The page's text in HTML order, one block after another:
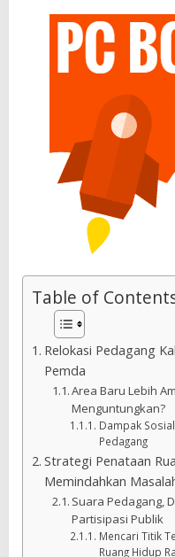
Table of
Relokasi Pedagang
Pemda
Area Baru Lebih
Menguntungkan?
Dampak
Pedagang
Strategi Penataan
Memindahkan
Suara Pedagang,
Partisipasi Publik
Mencari Titik
Ruang Hidup